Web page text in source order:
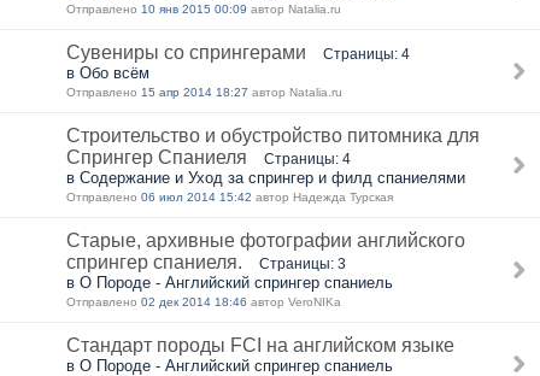
Отправлено 10 янв 2015 00:09 автор Natalia.ru
Сувениры со спрингерами Страницы: 4
в Обо всём
Отправлено 15 апр 2014 18:27 автор Natalia.ru
Строительство и обустройство питомника для
Спрингер Спаниеля
Страницы: 4
в Содержание и Уход за спрингер и филд спаниелями
Отправлено 06 июл 2014 15:42 автор Надежда Турская
Старые, архивные фотографии английского
спрингер спаниеля.
Страницы: 3
в О Породе - Английский спрингер спаниель
Отправлено 02 дек 2014 18:46 автор VeroNIKa
Стандарт породы FCI на английском языке
в О Породе - Английский спрингер спаниель